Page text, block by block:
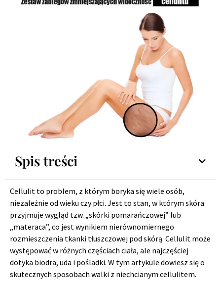
Spis treści
Cellulit to problem, z którym boryka się wiele osób,
niezależnie od wieku czy płci. Jest to stan, w którym skóra
przyjmuje wygląd tzw. „skórki pomarańczowej” lub
„materaca”, co jest wynikiem nierównomiernego
rozmieszczenia tkanki tłuszczowej pod skórą. Cellulit może
występować w różnych częściach ciała, ale najczęściej
dotyka biodra, uda i pośladki. W tym artykule dowiesz się o
skutecznych sposobach walki z niechcianym cellulitem.